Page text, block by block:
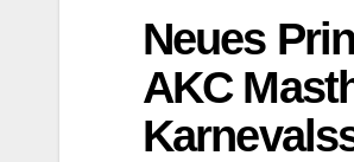
Neues
AKC